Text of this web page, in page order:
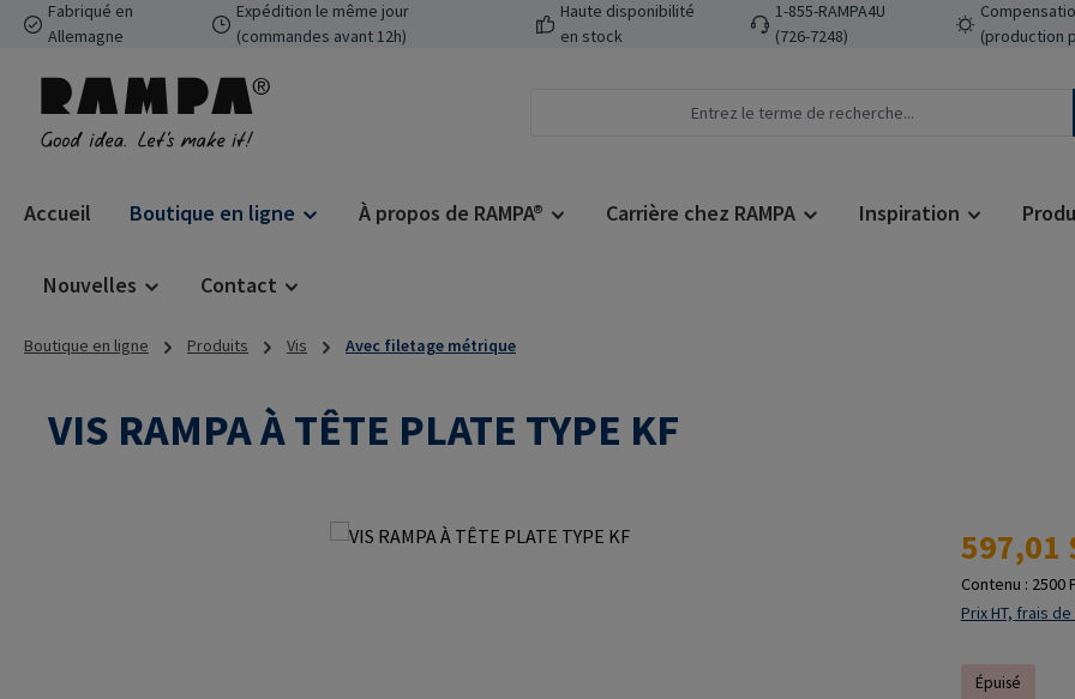
au contenu principal
Passer à la recherche
Passer à la navigation principale
Fabriqué en
Allemagne
Expédition le même jour
(commandes avant 12h)
Haute disponibilité
en stock
1-855-RAMPA4U
(726-7248)
(production
Accueil Boutique en ligne À propos de RAMPA® Carrière chez RAMPA Inspiration
Nouvelles Contact
Boutique en ligne Produits Vis Avec filetage métrique
VIS RAMPA À TÊTE PLATE TYPE KF
Prix régulier :
597,01
Contenu : 2500
Prix HT, frais
Épuisé